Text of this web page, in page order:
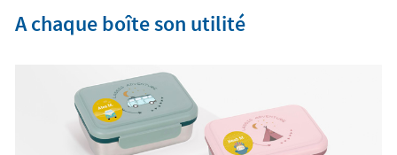
A chaque boîte son utilité